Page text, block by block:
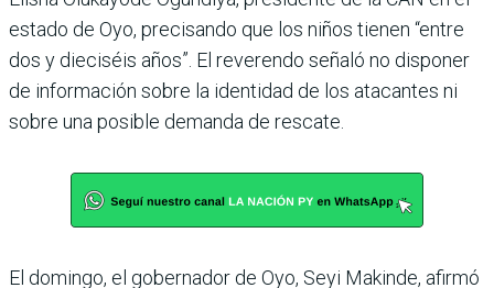
estado de Oyo, precisando que los niños tienen “entre
dos y dieciséis años”. El reverendo señaló no disponer
de información sobre la identidad de los atacantes ni
sobre una posible demanda de rescate.
El domingo, el gobernador de Oyo, Seyi Makinde, afirmó